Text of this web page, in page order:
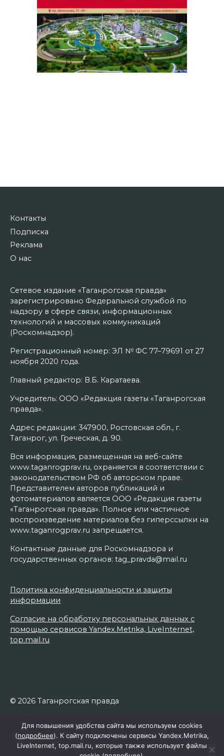
Контакты
Подписка
Реклама
О нас
Сетевое издание «Таганрогская правда»
зарегистрировано Федеральной службой по
надзору в сфере связи, информационных
технологий и массовых коммуникаций
(Роскомнадзор).
Регистрационный номер: ЭЛ № ФС 77–79691 от 27
ноября 2020 года.
Главный редактор: В.Б. Каратаева.
Учредитель: ООО «Редакция газеты «Таганрогская
правда».
Адрес редакции: 347900, Ростовская обл., г.
Таганрог, ул. Греческая, д. 90.
Вся информация, размещенная на веб-сайте
www.taganrogprav.ru, охраняется в соответствии с
законодательством РФ об авторском праве.
Представителем авторов публикаций и
фотоматериалов является ООО «Редакция газеты
«Таганрогская правда». Полное или частичное
воспроизведение материалов без гиперссылки на
www.taganrogprav.ru запрещается.
Контактные данные для Роскомнадзора и
государственных органов: tag_pravda@mail.ru
Политика конфиденциальности и защиты
информации
Согласие на обработку персональных данных с
помощью сервисов Yandex.Metrika, LiveInternet,
top.mail.ru
© 2026 Таганрогская правда
Для повышения удобства сайта мы используем cookies
(подробнее). К сайту подключены сервисы Yandex.Metrika,
LiveInternet, top.mail.ru, которые также использует файлы